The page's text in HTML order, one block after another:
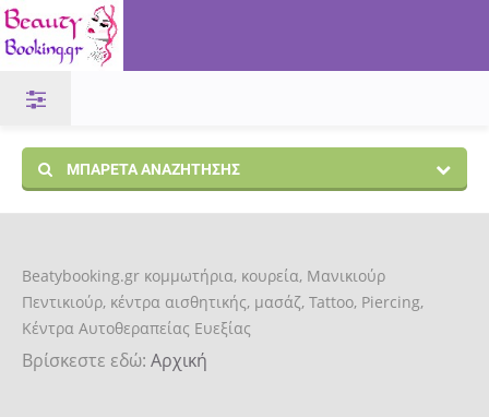
ΜΠΑΡΈΤΑ ΑΝΑΖΉΤΗΣΗΣ
Beatybooking.gr κομμωτήρια, κουρεία, Μανικιούρ
Πεντικιούρ, κέντρα αισθητικής, μασάζ, Tattoo, Piercing,
Κέντρα Αυτοθεραπείας Ευεξίας
Βρίσκεστε εδώ: Αρχική